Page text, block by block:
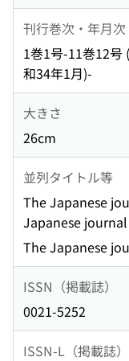
刊行巻次・年月次
1巻1号-11巻12号
和34年1月)-
大きさ
26cm
並列タイトル等
The Japanese
Japanese
The Japanese
ISSN（掲載誌）
0021-5252
ISSN-L（掲載誌）